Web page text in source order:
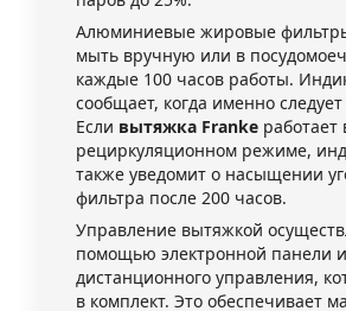
Алюминиевые жировые
мыть вручную или в
каждые 100 часов работы.
сообщает, когда именно следует
Если вытяжка Franke работает
рециркуляционном режиме,
также уведомит о насыщении
фильтра после 200 часов.
Управление вытяжкой
помощью электронной панели
дистанционного управления,
в комплект. Это обеспечивает